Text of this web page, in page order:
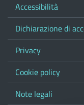
Accessibilità
Dichiarazione di
Privacy
Cookie policy
Note legali